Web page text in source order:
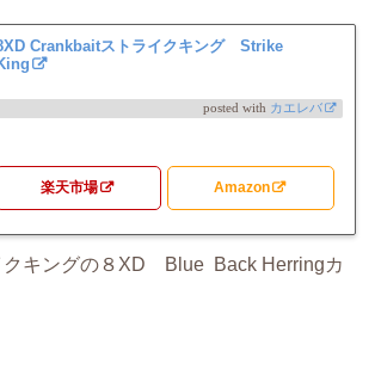
Crankbaitストライクキング Strike
posted with カエレバ
楽天市場 Amazon
クキングの８XD Blue Back Herringカ